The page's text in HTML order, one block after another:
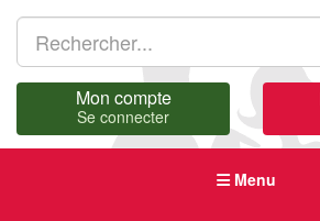
Mon compte
Se connecter
Menu